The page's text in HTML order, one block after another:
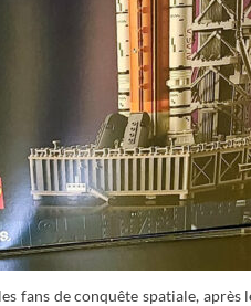
fans de conquête spatiale, après